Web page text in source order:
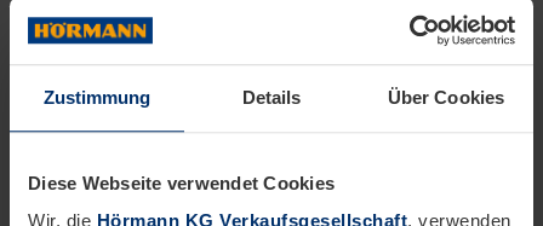
Zustimmung Details Über Cookies
Diese Webseite verwendet Cookies
Wir, die Hörmann KG Verkaufsgesellschaft, verwenden
Personalreferent:in Benefits und HR-Marketing
(m/w/d)
Steinhagen